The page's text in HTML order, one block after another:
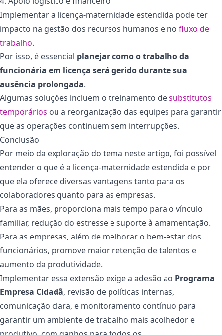
Implementar a licença-maternidade estendida pode ter
impacto na gestão dos recursos humanos e no fluxo de
trabalho.
Por isso, é essencial planejar como o trabalho da
funcionária em licença será gerido durante sua
ausência prolongada.
Algumas soluções incluem o treinamento desubstitutos
temporários ou a reorganização das equipes para garantir
que as operações continuem sem interrupções.
Conclusão
Por meio da exploração do tema neste artigo, foi possível
entender o que é a licença-maternidade estendida e por
que ela oferece diversas vantagens tanto para os
colaboradores quanto para as empresas.
Para as mães, proporciona mais tempo para o vínculo
familiar, redução do estresse e suporte à amamentação.
Para as empresas, além de melhorar o bem-estar dos
funcionários, promove maior retenção de talentos e
aumento da produtividade.
Implementar essa extensão exige a adesão ao Programa
Empresa Cidadã, revisão de políticas internas,
comunicação clara, e monitoramento contínuo para
garantir um ambiente de trabalho mais acolhedor e